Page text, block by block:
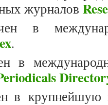
журналов
в
.
в
в крупнейшую